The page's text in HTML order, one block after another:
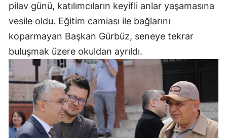
pilav günü, katılımcıların keyifli anlar yaşamasına
vesile oldu. Eğitim camiası ile bağlarını
koparmayan Başkan Gürbüz, seneye tekrar
buluşmak üzere okuldan ayrıldı.